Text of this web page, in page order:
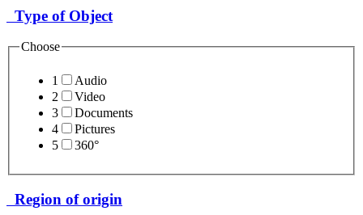
Type of Object
Choose
1
Audio
2
Video
3
Documents
4
Pictures
5
360°
Region of origin